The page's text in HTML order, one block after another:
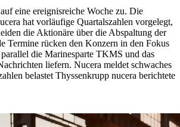
eine ereignisreiche Woche zu. Die
hat vorläufige Quartalszahlen vorgelegt,
die Aktionäre über die Abspaltung der
Termine rücken den Konzern in den Fokus
die Marinesparte TKMS und das
liefern. Nucera meldet schwaches
belastet Thyssenkrupp nucera berichtete